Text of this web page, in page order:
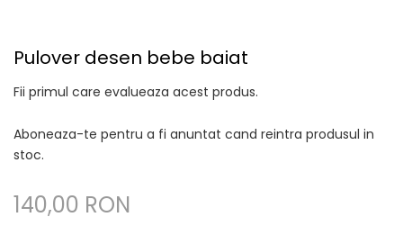
Pulover desen bebe baiat
Fii primul care evalueaza acest produs.
Aboneaza-te pentru a fi anuntat cand reintra produsul in
stoc.
140,00 RON